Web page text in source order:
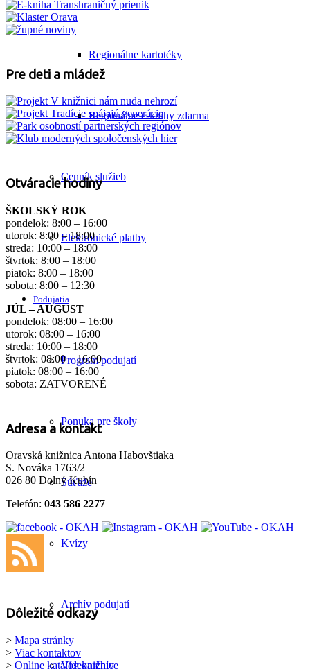
Regionálne kartotéky
Regionálne e-knihy zdarma
Cenník služieb
Elektronické platby
Podujatia
Program podujatí
Ponuka pre školy
Súťaže
Kvízy
Archív podujatí
Videoarchív
Pre deti a mládež
Otváracie hodiny
ŠKOLSKÝ ROK
pondelok: 8:00 – 16:00
utorok: 8:00 – 18:00
streda: 10:00 – 18:00
štvrtok: 8:00 – 18:00
piatok: 8:00 – 18:00
sobota: 8:00 – 12:30
JÚL – AUGUST
pondelok: 08:00 – 16:00
utorok: 08:00 – 16:00
streda: 10:00 – 18:00
štvrtok: 08:00 – 16:00
piatok: 08:00 – 16:00
sobota: ZATVORENÉ
Adresa a kontakt
Oravská knižnica Antona Habovštiaka
S. Nováka 1763/2
026 80 Dolný Kubín
Telefón: 043 586 2277
Dôležité odkazy
> Mapa stránky
> Viac kontaktov
> Online katalóg knižnice